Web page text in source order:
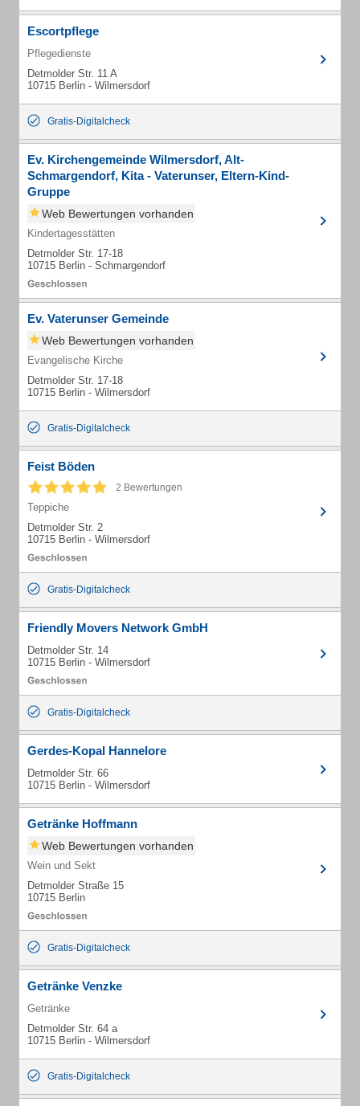
Escortpflege
Pflegedienste
Detmolder Str. 11 A
10715 Berlin - Wilmersdorf
Gratis-Digitalcheck
Ev. Kirchengemeinde Wilmersdorf, Alt-
Schmargendorf, Kita - Vaterunser, Eltern-Kind-
Gruppe
Web Bewertungen vorhanden
Kindertagesstätten
Detmolder Str. 17-18
10715 Berlin - Schmargendorf
Ev. Vaterunser Gemeinde
Web Bewertungen vorhanden
Evangelische Kirche
Detmolder Str. 17-18
10715 Berlin - Wilmersdorf
Gratis-Digitalcheck
Feist Böden
2 Bewertungen
Teppiche
Detmolder Str. 2
10715 Berlin - Wilmersdorf
Gratis-Digitalcheck
Friendly Movers Network GmbH
Detmolder Str. 14
10715 Berlin - Wilmersdorf
Gratis-Digitalcheck
Gerdes-Kopal Hannelore
Detmolder Str. 66
10715 Berlin - Wilmersdorf
Getränke Hoffmann
Web Bewertungen vorhanden
Wein und Sekt
Detmolder Straße 15
10715 Berlin
Gratis-Digitalcheck
Getränke Venzke
Getränke
Detmolder Str. 64 a
10715 Berlin - Wilmersdorf
Gratis-Digitalcheck